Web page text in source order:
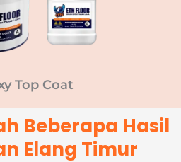
Top Coat
Beberapa Hasil
Elang Timur